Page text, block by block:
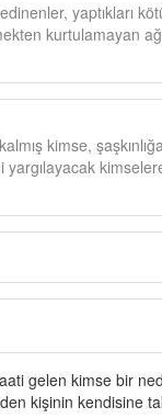
yaptıkları
kurtulamayan
kimse,
gelen kimse bir
kişinin kendisine